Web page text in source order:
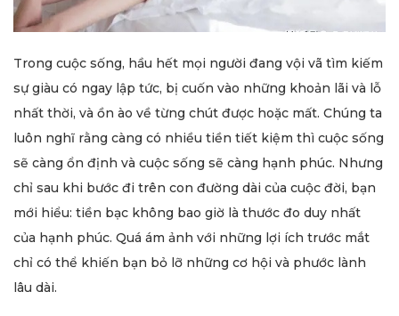
Trong cuộc sống, hầu hết mọi người đang vội vã tìm kiếm
sự giàu có ngay lập tức, bị cuốn vào những khoản lãi và lỗ
nhất thời, và ồn ào về từng chút được hoặc mất. Chúng ta
luôn nghĩ rằng càng có nhiều tiền tiết kiệm thì cuộc sống
sẽ càng ổn định và cuộc sống sẽ càng hạnh phúc. Nhưng
chỉ sau khi bước đi trên con đường dài của cuộc đời, bạn
mới hiểu: tiền bạc không bao giờ là thước đo duy nhất
của hạnh phúc. Quá ám ảnh với những lợi ích trước mắt
chỉ có thể khiến bạn bỏ lỡ những cơ hội và phước lành
lâu dài.